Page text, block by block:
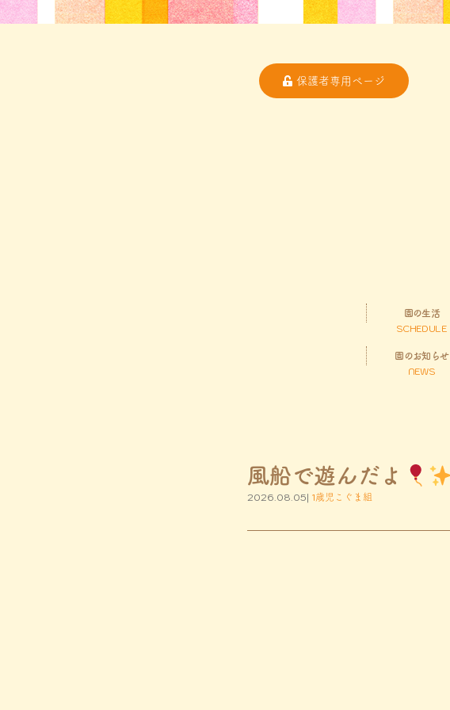
保護者専用ページ
園の生活
SCHEDULE
園のお知らせ
NEWS
風船で遊んだよ
2026.08.05| 1歳児こぐま組